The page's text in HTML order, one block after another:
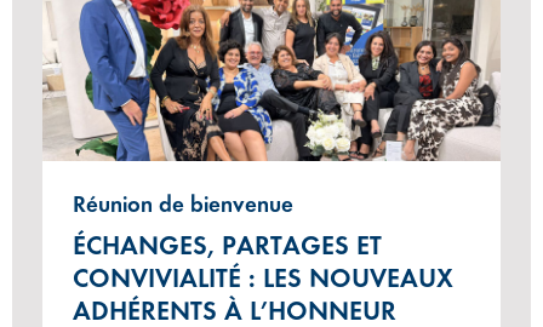
Réunion de bienvenue
ÉCHANGES, PARTAGES ET
CONVIVIALITÉ : LES NOUVEAUX
ADHÉRENTS À L’HONNEUR